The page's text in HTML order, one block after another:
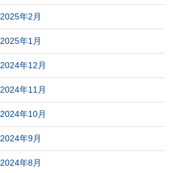
2025年2月
2025年1月
2024年12月
2024年11月
2024年10月
2024年9月
2024年8月